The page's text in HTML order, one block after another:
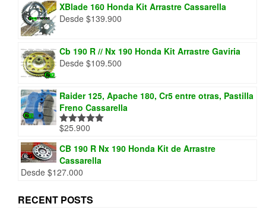
XBlade 160 Honda Kit Arrastre Cassarella
Desde $139.900
Cb 190 R // Nx 190 Honda Kit Arrastre Gaviria
Desde $109.500
Raider 125, Apache 180, Cr5 entre otras, Pastilla
Freno Cassarella
Valorado
5
$25.900
CB 190 R Nx 190 Honda Kit de Arrastre
Cassarella
Desde $127.000
RECENT POSTS